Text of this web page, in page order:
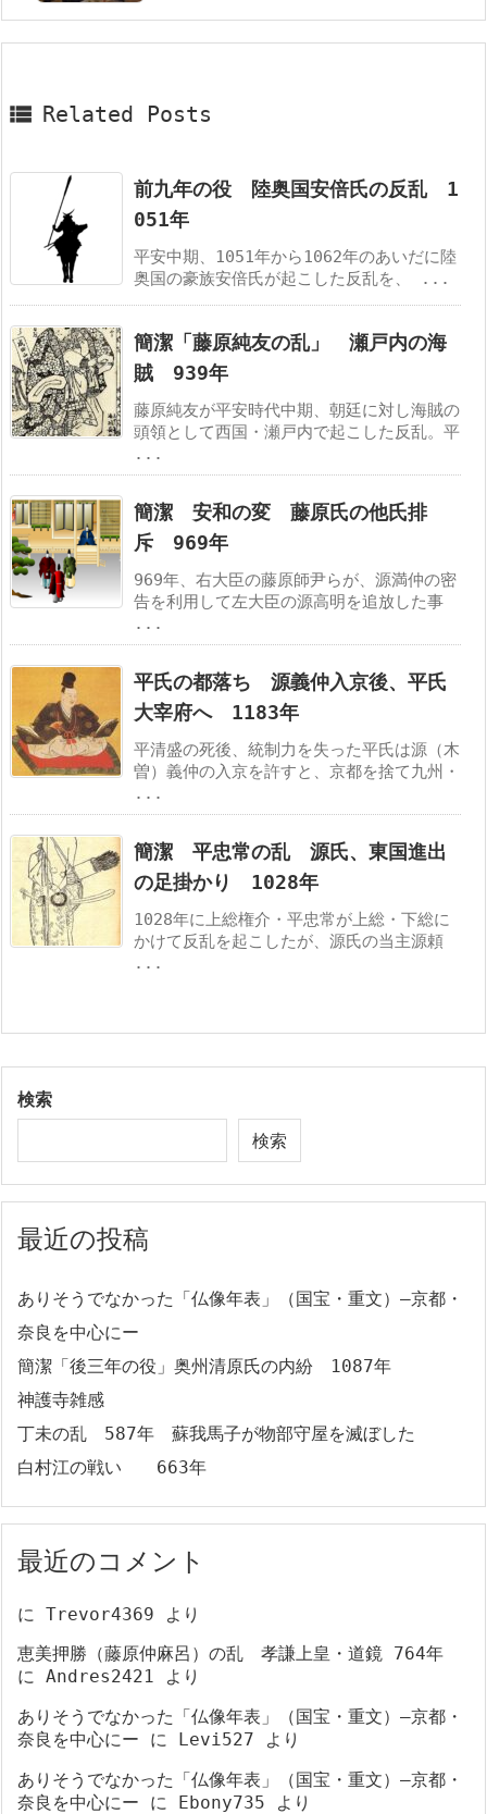
 Related Posts
前九年の役 陸奥国安倍氏の反乱 1
051年
平安中期、1051年から1062年のあいだに陸
奥国の豪族安倍氏が起こした反乱を、 ...
簡潔「藤原純友の乱」 瀬戸内の海
賊 939年
藤原純友が平安時代中期、朝廷に対し海賊の
頭領として西国・瀬戸内で起こした反乱。平
...
簡潔 安和の変 藤原氏の他氏排
斥 969年
969年、右大臣の藤原師尹らが、源満仲の密
告を利用して左大臣の源高明を追放した事
...
平氏の都落ち 源義仲入京後、平氏
大宰府へ 1183年
平清盛の死後、統制力を失った平氏は源（木
曽）義仲の入京を許すと、京都を捨て九州・
...
簡潔 平忠常の乱 源氏、東国進出
の足掛かり 1028年
1028年に上総権介・平忠常が上総・下総に
かけて反乱を起こしたが、源氏の当主源頼
...
検索
検索
最近の投稿
ありそうでなかった「仏像年表」（国宝・重文）―京都・
奈良を中心にー
簡潔「後三年の役」奥州清原氏の内紛 1087年
神護寺雑感
丁未の乱 587年 蘇我馬子が物部守屋を滅ぼした
白村江の戦い 663年
最近のコメント
に Trevor4369 より
恵美押勝（藤原仲麻呂）の乱 孝謙上皇・道鏡 764年
に Andres2421 より
ありそうでなかった「仏像年表」（国宝・重文）―京都・
奈良を中心にー に Levi527 より
ありそうでなかった「仏像年表」（国宝・重文）―京都・
奈良を中心にー に Ebony735 より